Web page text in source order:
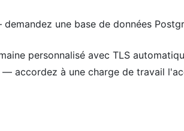
une base de données
personnalisé avec TLS
— accordez à une charge de travail